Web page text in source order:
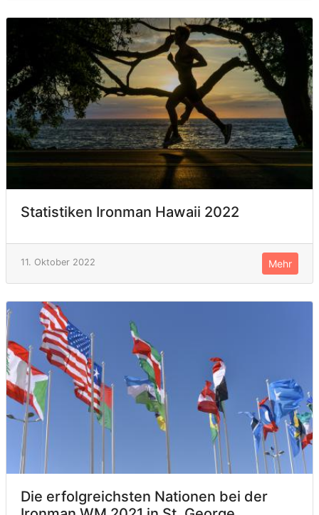
Statistiken Ironman Hawaii 2022
11. Oktober 2022 Mehr
Die erfolgreichsten Nationen bei der